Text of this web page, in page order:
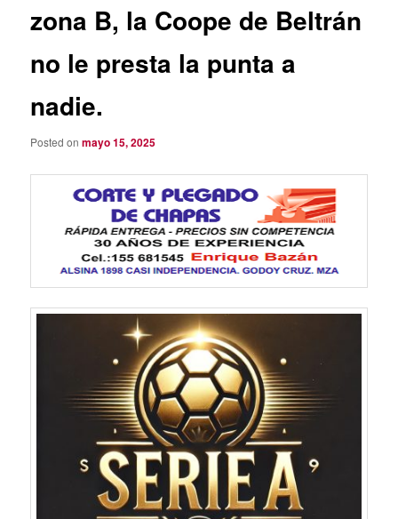
zona B, la Coope de Beltrán
no le presta la punta a
nadie.
Posted onmayo 15, 2025